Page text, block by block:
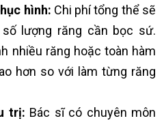
hình: Chi phí tổng thể sẽ
lượng răng cần bọc sứ.
nhiều răng hoặc toàn hàm
hơn so với làm từng răng
trị: Bác sĩ có chuyên môn